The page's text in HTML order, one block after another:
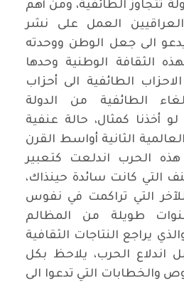
تتجاوز الطائفية، ومن أهم
العمل على نشر
الى جعل الوطن ووحدته
الثقافة الوطنية وحدها
الطائفية الى أحزاب
الطائفية من الدولة
أخذنا كمثال، حالة عنفية
الثانية أواسط القرن
هذه الحرب اندلعت كتعبير
التي كانت سائدة حينذاك،
التي تراكمت في نفوس
طويلة من المظالم
يراجع النتاجات الثقافية
اندلاع الحرب، يلاحظ بكل
التي تدعوا الى